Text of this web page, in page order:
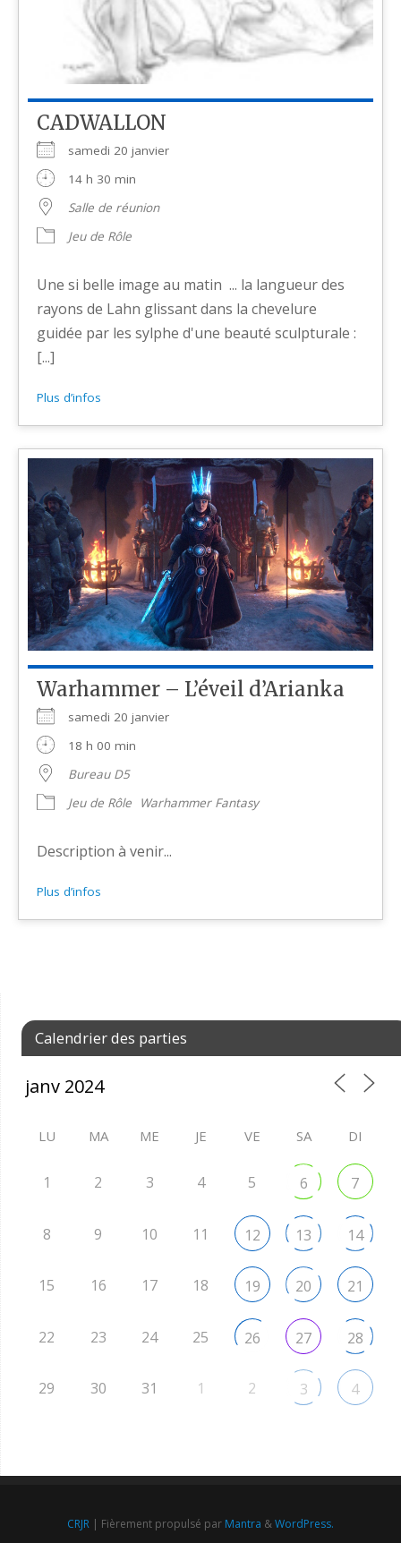
CADWALLON
samedi 20 janvier
14 h 30 min
Salle de réunion
Jeu de Rôle
Une si belle image au matin ... la langueur des
rayons de Lahn glissant dans la chevelure
guidée par les sylphe d'une beauté sculpturale :
[...]
Plus d’infos
Warhammer – L’éveil d’Arianka
samedi 20 janvier
18 h 00 min
Bureau D5
Jeu de Rôle
Warhammer Fantasy
Description à venir...
Plus d’infos
Calendrier des parties
LU MA ME JE VE SA DI
1 2 3 4 5 6 7
8 9 10 11 12 13 14
15 16 17 18 19 20 21
22 23 24 25 26 27 28
29 30 31 1 2 3 4
CRJR | Fièrement propulsé par Mantra &WordPress.